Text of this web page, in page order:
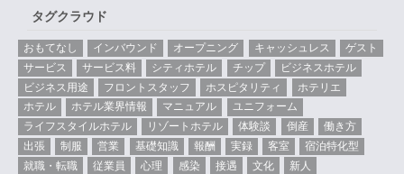
タグクラウド
おもてなし インバウンド オープニング キャッシュレス
ゲスト
サービス
サービス料 シティホテル チップ
ビジネスホテル
ビジネス用途
フロントスタッフ ホスピタリティ
ホテリエ
ホテル
ホテル業界情報 マニュアル
ユニフォーム
ライフスタイルホテル
リゾートホテル 体験談 倒産
働き方
出張
制服 営業 基礎知識 報酬 実録 客室
宿泊特化型
就職・転職
従業員 心理 感染 接遇 文化 新人